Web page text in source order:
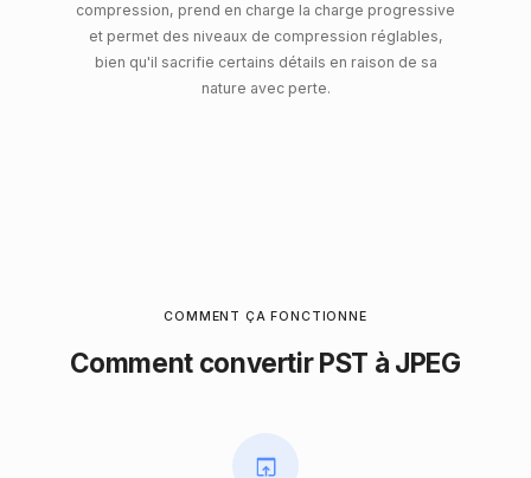
compression, prend en charge la charge progressive
et permet des niveaux de compression réglables,
bien qu'il sacrifie certains détails en raison de sa
nature avec perte.
COMMENT ÇA FONCTIONNE
Comment convertir PST à JPEG